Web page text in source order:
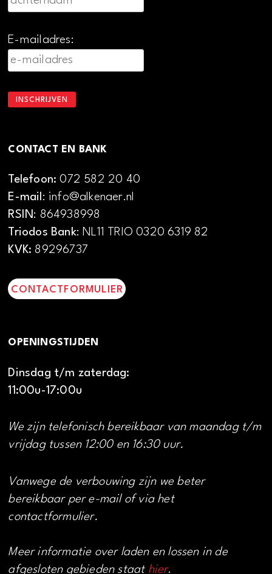
E-mailadres:
CONTACT EN BANK
Telefoon:072 582 20 40
E-mail: info@alkenaer.nl
RSIN: 864938998
Triodos Bank: NL11 TRIO 0320 6319 82
KVK: 89296737
CONTACTFORMULIER
OPENINGSTIJDEN
Dinsdag t/m zaterdag:
11:00u-17:00u
We zijn telefonisch bereikbaar van maandag t/m
vrijdag tussen 12:00 en 16:30 uur.
Vanwege de verbouwing zijn we beter
bereikbaar per e-mail of via het
contactformulier.
Meer informatie over laden en lossen in de
afgesloten gebieden staat hier.